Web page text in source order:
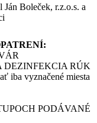
Ján Boleček, r.z.o.s. a
DEZINFEKCIA RÚK
iba vyznačené miesta
PODÁVANÉ